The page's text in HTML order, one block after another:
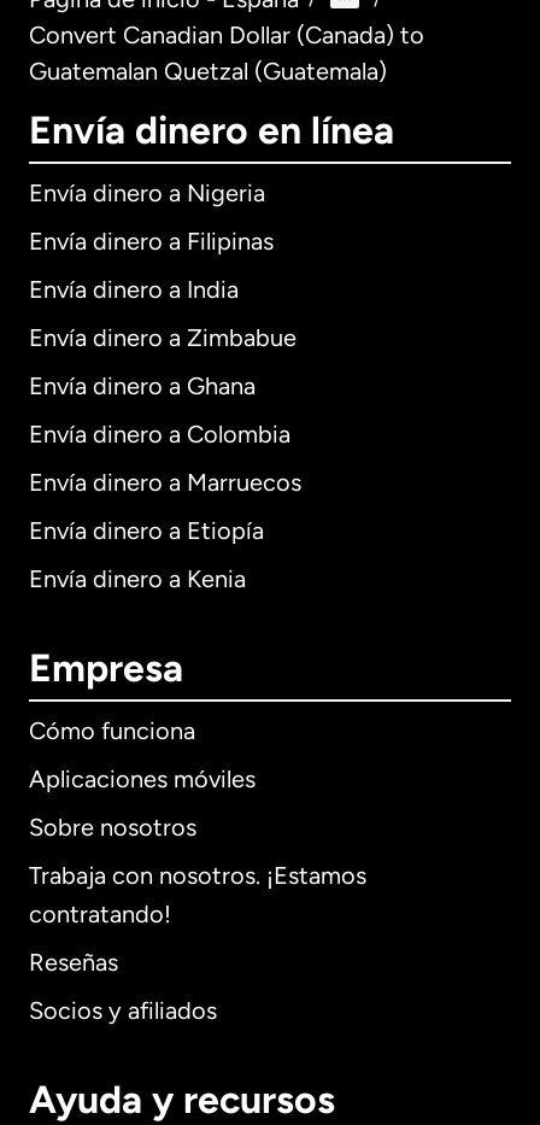
Convert Canadian Dollar (Canada) to
Guatemalan Quetzal (Guatemala)
Envía dinero en línea
Envía dinero a Nigeria
Envía dinero a Filipinas
Envía dinero a India
Envía dinero a Zimbabue
Envía dinero a Ghana
Envía dinero a Colombia
Envía dinero a Marruecos
Envía dinero a Etiopía
Envía dinero a Kenia
Empresa
Cómo funciona
Aplicaciones móviles
Sobre nosotros
Trabaja con nosotros. ¡Estamos
contratando!
Reseñas
Socios y afiliados
Ayuda y recursos